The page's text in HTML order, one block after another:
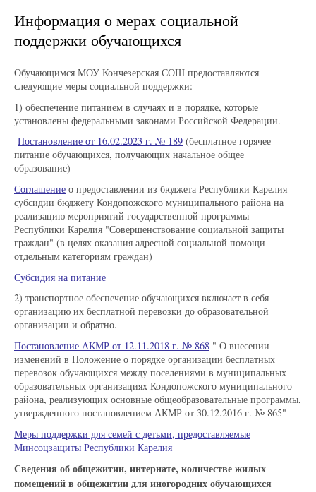
Информация о мерах социальной
поддержки обучающихся
Обучающимся МОУ Кончезерская СОШ предоставляются
следующие меры социальной поддержки:
1) обеспечение питанием в случаях и в порядке, которые
установлены федеральными законами Российской Федерации.
Постановление от 16.02.2023 г. № 189 (бесплатное горячее
питание обучающихся, получающих начальное общее
образование)
Соглашение о предоставлении из бюджета Республики Карелия
субсидии бюджету Кондопожского муниципального района на
реализацию мероприятий государственной программы
Республики Карелия "Совершенствование социальной защиты
граждан" (в целях оказания адресной социальной помощи
отдельным категориям граждан)
Субсидия на питание
2) транспортное обеспечение обучающихся включает в себя
организацию их бесплатной перевозки до образовательной
организации и обратно.
Постановление АКМР от 12.11.2018 г. № 868 " О внесении
изменений в Положение о порядке организации бесплатных
перевозок обучающихся между поселениями в муниципальных
образовательных организациях Кондопожского муниципального
района, реализующих основные общеобразовательные программы,
утвержденного постановлением АКМР от 30.12.2016 г. № 865"
Меры поддержки для семей с детьми, предоставляемые
Минсоцзащиты Республики Карелия
Сведения об общежитии, интернате, количестве жилых
помещений в общежитии для иногородних обучающихся